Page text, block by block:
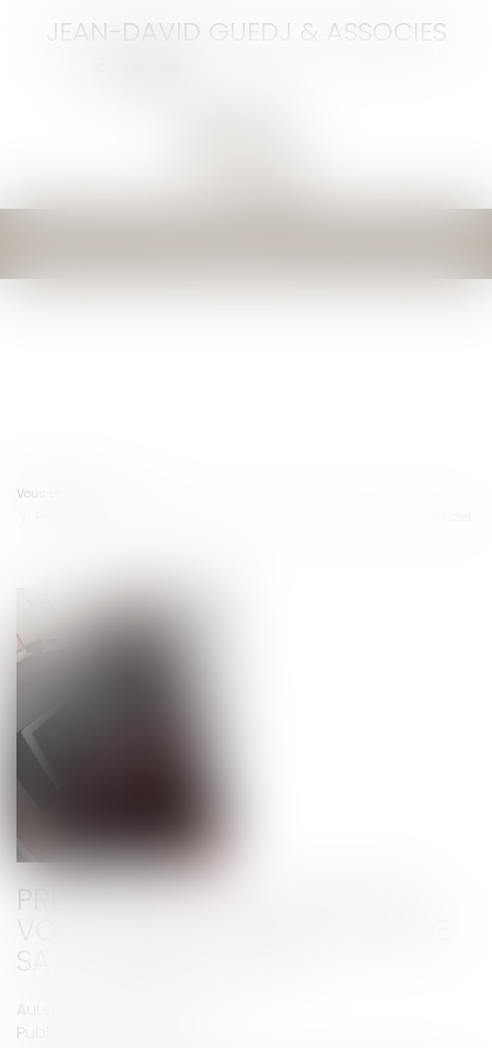
JEAN-DAVID GUEDJ & ASSOCIES
Vous êtes ici :
PREUVE DU DÉPÔT DES OBJETS
VOLÉS DANS LE COFFRE-FORT DE
SA CHAMBRE D’HÔTEL
Auteur : GUEDJ Jean-David
Publié le :